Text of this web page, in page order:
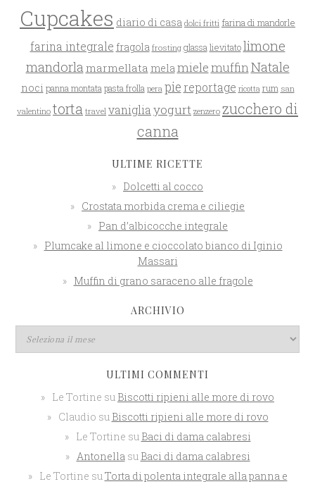
Cupcakes diario di casa dolci fritti farina di mandorle
farina integrale fragola frosting glassa lievitato limone
mandorla marmellata melamielemuffin Natale
noci panna montata pasta frolla pera pie reportage ricotta rum san
valentino torta travel vaniglia yogurt zenzero zucchero di
canna
ULTIME RICETTE
Dolcetti al cocco
Crostata morbida crema e ciliegie
Pan d’albicocche integrale
Plumcake al limone e cioccolato bianco di Iginio
Massari
Muffin di grano saraceno alle fragole
ARCHIVIO
ULTIMI COMMENTI
Le Tortine su Biscotti ripieni alle more di rovo
Claudio su Biscotti ripieni alle more di rovo
Le Tortine su Baci di dama calabresi
Antonellasu Baci di dama calabresi
Le Tortine suTorta di polenta integrale alla panna e